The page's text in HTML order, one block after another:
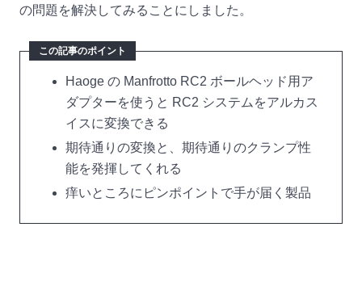
の問題を解決してみることにしました。
この記事のポイント
Haoge の Manfrotto RC2 ボールヘッド用ア
ダプターを使うと RC2 システムをアルカス
イスに変換できる
期待通りの変換と、期待通りのクランプ性
能を発揮してくれる
痒いところにピンポイントで手が届く製品